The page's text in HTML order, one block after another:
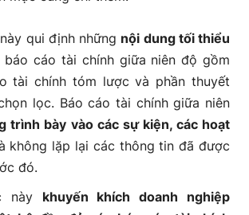
qui định những nội dung tối thiểu
cáo tài chính giữa niên độ gồm
tài chính tóm lược và phần thuyết
lọc. Báo cáo tài chính giữa niên
trình bày vào các sự kiện, các hoạt
không lặp lại các thông tin đã được
đó.
này khuyến khích doanh nghiệp